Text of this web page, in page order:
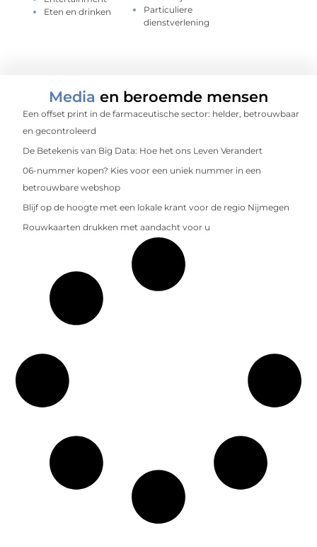
Eten en drinken
Particuliere
dienstverlening
Media en beroemde mensen
Een offset print in de farmaceutische sector: helder, betrouwbaar
en gecontroleerd
De Betekenis van Big Data: Hoe het ons Leven Verandert
06-nummer kopen? Kies voor een uniek nummer in een
betrouwbare webshop
Blijf op de hoogte met een lokale krant voor de regio Nijmegen
Rouwkaarten drukken met aandacht voor u